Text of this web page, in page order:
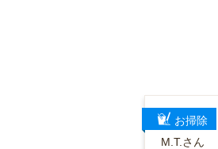
お掃除
M.T.さん